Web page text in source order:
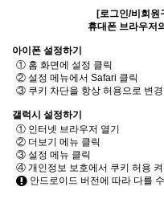
[로그인/비회원
휴대폰 브라우저
아이폰 설정하기
① 홈 화면에 설정 클릭
② 설정 메뉴에서 Safari 클릭
③ 쿠키 차단을 항상 허용으로 변경
갤럭시 설정하기
① 인터넷 브라우저 열기
② 더보기 메뉴 클릭
③ 설정 메뉴 클릭
④ 개인정보 보호에서 쿠키 허용 켜
안드로이드 버전에 따라 다를